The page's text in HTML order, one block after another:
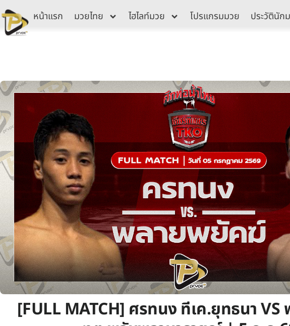
Skip
to
content
หน้าแรก มวยไทย ไฮไลท์มวย โปรแกรมมวย ประวัตินัก
[FULL MATCH] ศรทนง ทีเค.ยุทธนา